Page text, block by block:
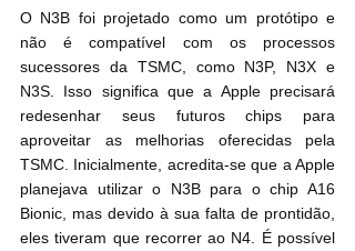
O N3B foi projetado como um protótipo e
não é compatível com os processos
sucessores da TSMC, como N3P, N3X e
N3S. Isso significa que a Apple precisará
redesenhar seus futuros chips para
aproveitar as melhorias oferecidas pela
TSMC. Inicialmente, acredita-se que a Apple
planejava utilizar o N3B para o chip A16
Bionic, mas devido à sua falta de prontidão,
eles tiveram que recorrer ao N4. É possível